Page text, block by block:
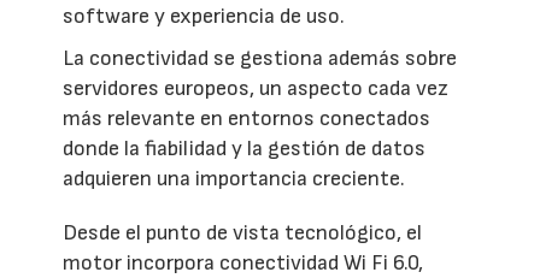
software y experiencia de uso.
La conectividad se gestiona además sobre
servidores europeos, un aspecto cada vez
más relevante en entornos conectados
donde la fiabilidad y la gestión de datos
adquieren una importancia creciente.
Desde el punto de vista tecnológico, el
motor incorpora conectividad Wi Fi 6.0,